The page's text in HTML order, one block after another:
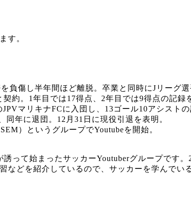
す。
負傷し半年間ほど離脱。卒業と同時にJリーグ選
約。1年目では17得点、2年目では9得点の記録
マリキナFCに入団し、13ゴール10アシスト
年に退団。12月31日に現役引退を表明。
）というグループでYoutubeを開始。
って始まったサッカーYoutuberグループです
どを紹介しているので、サッカーを学んでい